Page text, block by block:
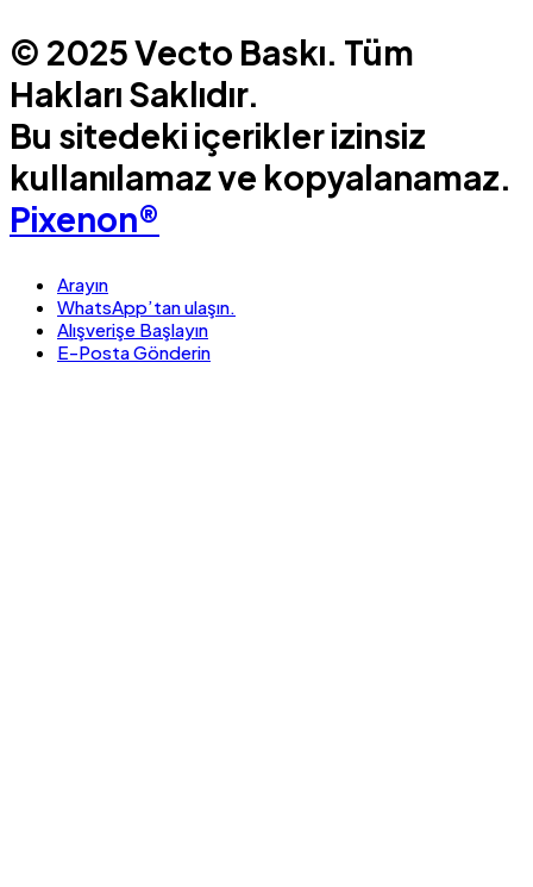
© 2025 Vecto Baskı. Tüm
Hakları Saklıdır.
Bu sitedeki içerikler izinsiz
kullanılamaz ve kopyalanamaz.
Pixenon®
Arayın
WhatsApp’tan ulaşın.
Alışverişe Başlayın
E-Posta Gönderin